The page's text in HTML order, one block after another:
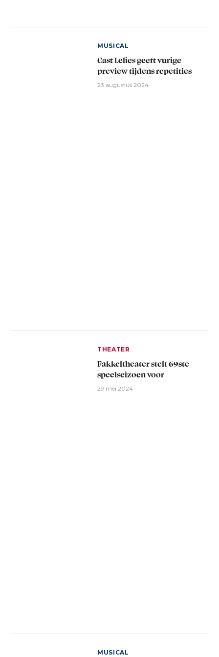
MUSICAL
Cast Lelies geeft vurige
preview tijdens repetities
23 augustus 2024
THEATER
Fakkeltheater stelt 69ste
speelseizoen voor
29 mei 2024
MUSICAL